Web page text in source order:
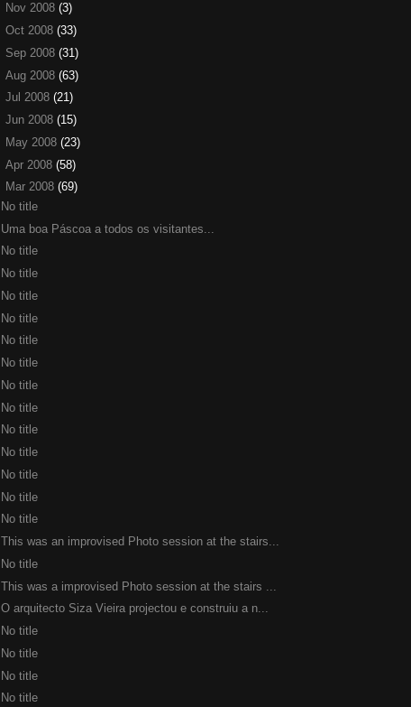
Nov 2008 (3)
Oct 2008 (33)
Sep 2008 (31)
Aug 2008 (63)
Jul 2008 (21)
Jun 2008 (15)
May 2008 (23)
Apr 2008 (58)
Mar 2008 (69)
No title
Uma boa Páscoa a todos os visitantes...
No title
No title
No title
No title
No title
No title
No title
No title
No title
No title
No title
No title
No title
This was an improvised Photo session at the stairs...
No title
This was a improvised Photo session at the stairs ...
O arquitecto Siza Vieira projectou e construiu a n...
No title
No title
No title
No title